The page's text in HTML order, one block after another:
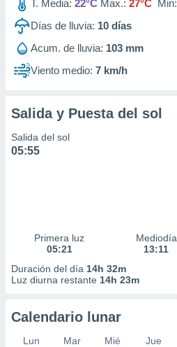
T. Media: 22°C Max.: 27°C Min:
Días de lluvia: 10 días
Acum. de lluvia: 103 mm
Viento medio: 7 km/h
Salida y Puesta del sol
Salida del sol
05:55
Primera luz
05:21
Mediodía
13:11
Duración del día 14h 32m
Luz diurna restante 14h 23m
Calendario lunar
Lun Mar Mié Jue